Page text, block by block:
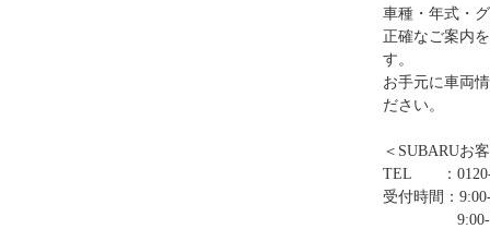
車種・年式・
正確なご案内
す。
お手元に車両
ださい。
＜SUBARUお
TEL ：0120-
受付時間：
9:00-12:00